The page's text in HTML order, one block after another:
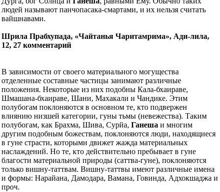
людей называют панчопасака-смартами, и их нельзя считать
вайшнавами.
Шрила Прабхупада, «Чайтанья Чаритамрима», Ади-лила,
12, 27 комментарий
В зависимости от своего материального могущества
отделенные составные частицы занимают различные
положения. Некоторые из них подобны Кала-бхаираве,
Шмашана-бхаираве, Шани, Махакали и Чандике. Этим
полубогам поклоняются в основном те, кто подвержен
влиянию низшей категории, гуны тьмы (невежества). Таким
полубогам, как Брахма, Шива, Сурйа, Ганеша и многим
другим подобным божествам, поклоняются люди, находящиеся
в гуне страсти, которыми движет жажда материальных
наслаждений. Но те, кто действительно пребывает в гуне
благости материальной природы (саттва-гуне), поклоняются
только вишну-таттвам. Вишну-таттвы имеют различные имена
и формы: Нарайана, Дамодара, Вамана, Говинда, Адхокшаджа и
проч.